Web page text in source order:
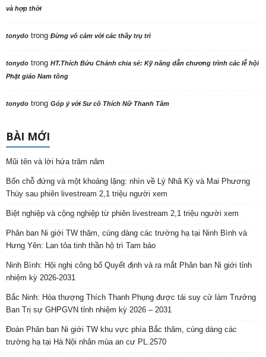
và hợp thời
tonydo trong Đừng vô cảm với các thầy trụ trì
tonydo trong HT.Thích Bửu Chánh chia sẻ: Kỹ năng dẫn chương trình các lễ hội
Phật giáo Nam tông
tonydo trong Góp ý với Sư cô Thích Nữ Thanh Tâm
BÀI MỚI
Mũi tên và lời hứa trăm năm
Bốn chỗ đứng và một khoảng lặng: nhìn về Lý Nhã Kỳ và Mai Phương
Thúy sau phiên livestream 2,1 triệu người xem
Biệt nghiệp và cộng nghiệp từ phiên livestream 2,1 triệu người xem
Phân ban Ni giới TW thăm, cúng dàng các trường hạ tại Ninh Bình và
Hưng Yên: Lan tỏa tinh thần hộ trì Tam bảo
Ninh Bình: Hội nghị công bố Quyết định và ra mắt Phân ban Ni giới tỉnh
nhiệm kỳ 2026-2031
Bắc Ninh: Hòa thượng Thích Thanh Phụng được tái suy cử làm Trưởng
Ban Trị sự GHPGVN tỉnh nhiệm kỳ 2026 – 2031
Đoàn Phân ban Ni giới TW khu vực phía Bắc thăm, cúng dàng các
trường hạ tại Hà Nội nhân mùa an cư PL.2570